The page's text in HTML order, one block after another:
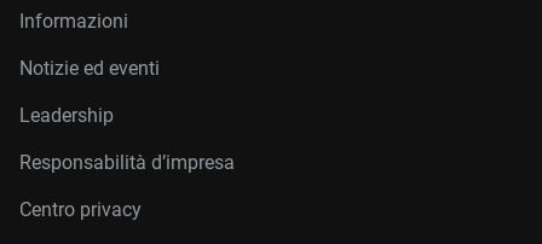
Informazioni
Notizie ed eventi
Leadership
Responsabilità d’impresa
Centro privacy